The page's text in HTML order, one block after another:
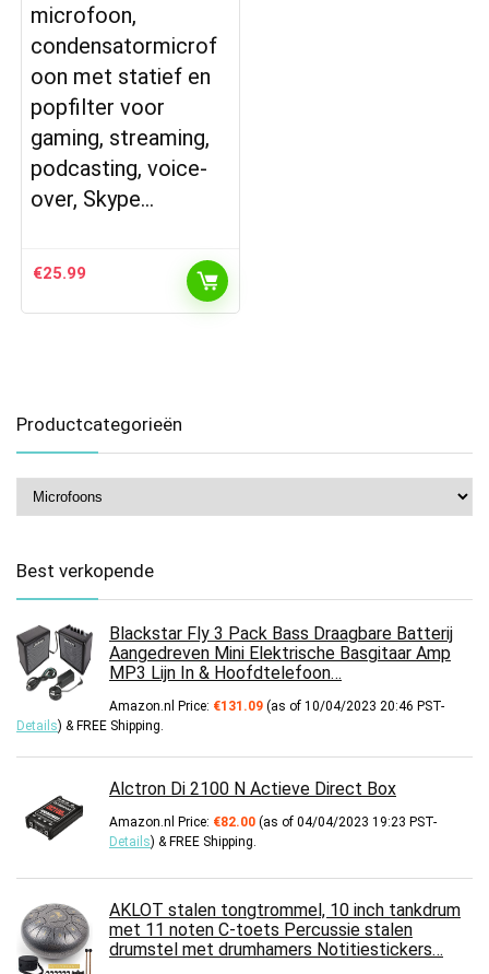
microfoon,
condensatormicrof
oon met statief en
popfilter voor
gaming, streaming,
podcasting, voice-
over, Skype…
€25.99
Productcategorieën
Best verkopende
Blackstar Fly 3 Pack Bass Draagbare Batterij
Aangedreven Mini Elektrische Basgitaar Amp
MP3 Lijn In & Hoofdtelefoon…
Amazon.nl Price: €131.09 (as of 10/04/2023 20:46 PST-
Details) & FREE Shipping.
Alctron Di 2100 N Actieve Direct Box
Amazon.nl Price: €82.00 (as of 04/04/2023 19:23 PST-
Details) & FREE Shipping.
AKLOT stalen tongtrommel, 10 inch tankdrum
met 11 noten C-toets Percussie stalen
drumstel met drumhamers Notitiestickers…